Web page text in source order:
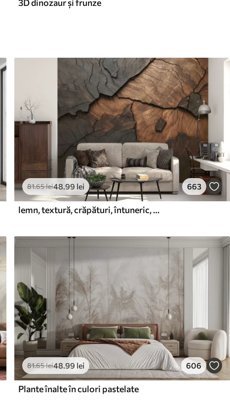
3D dinozaur și frunze
81.65lei48.99 lei 663
lemn, textură, crăpături, întuneric, scoarță, suprafață
81.65lei48.99 lei 606
Plante înalte în culori pastelate